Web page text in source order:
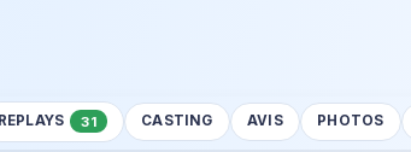
REPLAYS 31 CASTING AVIS PHOTOS